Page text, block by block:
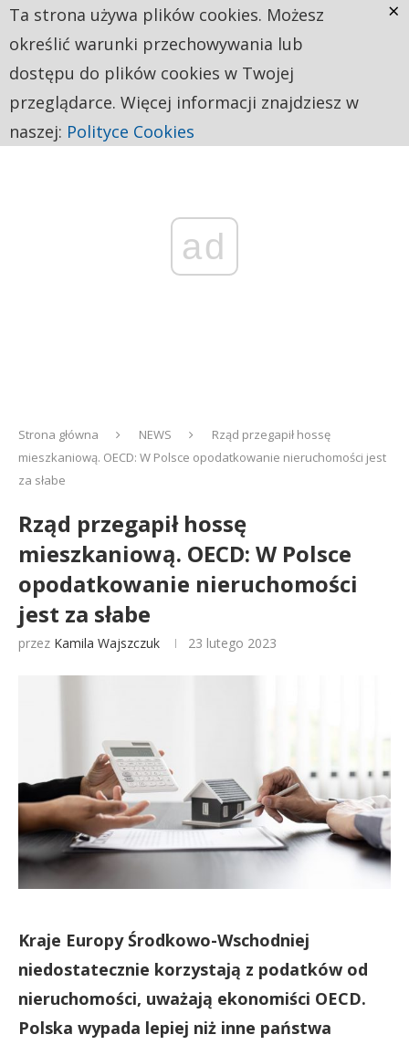
ad
Strona główna NEWS
Rząd przegapił hossę
mieszkaniową. OECD: W Polsce opodatkowanie nieruchomości jest
za słabe
Rząd przegapił hossę
mieszkaniową. OECD: W Polsce
opodatkowanie nieruchomości
jest za słabe
przez Kamila Wajszczuk 23 lutego 2023
Kraje Europy Środkowo-Wschodniej
niedostatecznie korzystają z podatków od
nieruchomości, uważają ekonomiści OECD.
Polska wypada lepiej niż inne państwa
Ta strona używa plików cookies. Możesz
określić warunki przechowywania lub
dostępu do plików cookies w Twojej
przeglądarce. Więcej informacji znajdziesz w
naszej: Polityce Cookies
×